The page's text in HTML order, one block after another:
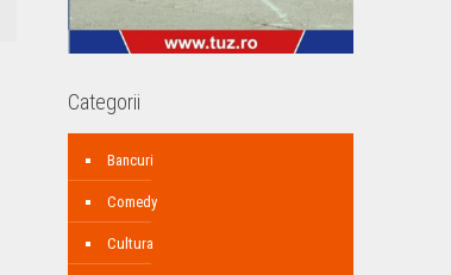
Categorii
Bancuri
Comedy
Cultura